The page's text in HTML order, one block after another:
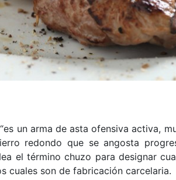
un arma de asta ofensiva activa,
redondo que se angosta
el término chuzo para designar
cuales son de fabricación carcelaria.